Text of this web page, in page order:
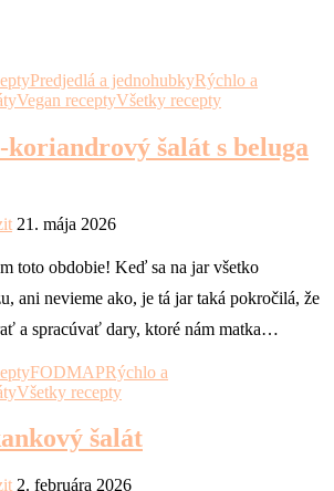
Predjedlá a jednohubkyRýchlo a
Vegan receptyVšetky recepty
koriandrový šalát s beluga
21. mája 2026
toto obdobie! Keď sa na jar všetko
ani nevieme ako, je tá jar taká pokročilá, že
a spracúvať dary, ktoré nám matka…
FODMAPRýchlo a
Všetky recepty
šalát
2. februára 2026